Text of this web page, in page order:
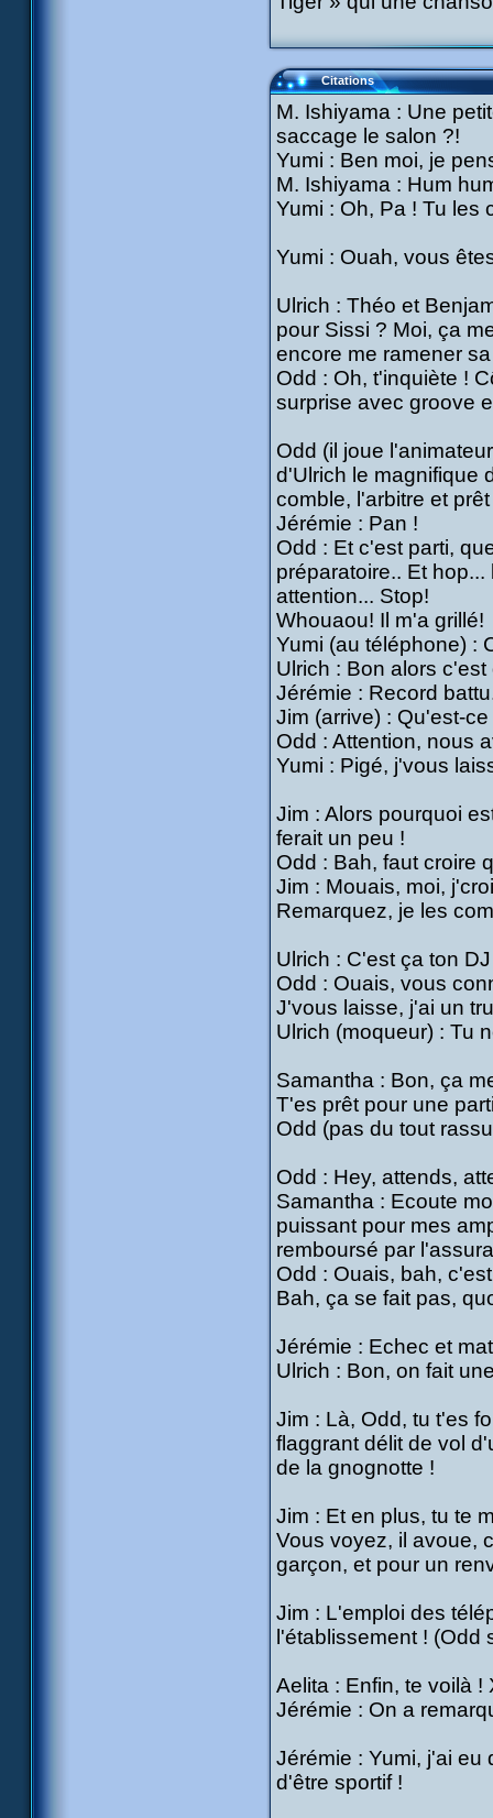
Citations
M. Ishiyama : Une
saccage le salon ?!
Yumi : Ben moi, je
M. Ishiyama : Hum
Yumi : Oh, Pa ! Tu les
Yumi : Ouah, vous
Ulrich : Théo et
pour Sissi ? Moi, ça
encore me ramener
Odd : Oh, t'inquiète !
surprise avec groove
Odd (il joue
d'Ulrich le magnifique
comble, l'arbitre et
Jérémie : Pan !
Odd : Et c'est parti,
préparatoire.. Et
attention... Stop!
Whouaou! Il m'a grillé!
Yumi (au téléphone) :
Ulrich : Bon alors
Jérémie : Record
Jim (arrive) : Qu'est-
Odd : Attention, nous
Yumi : Pigé, j'vous
Jim : Alors pourquoi
ferait un peu !
Odd : Bah, faut croire
Jim : Mouais, moi,
Remarquez, je les
Ulrich : C'est ça ton
Odd : Ouais, vous
J'vous laisse, j'ai un
Ulrich (moqueur) : Tu
Samantha : Bon, ça
T'es prêt pour une
Odd (pas du tout
Odd : Hey, attends,
Samantha : Ecoute
puissant pour mes
remboursé par
Odd : Ouais, bah,
Bah, ça se fait pas,
Jérémie : Echec et
Ulrich : Bon, on fait
Jim : Là, Odd, tu t'es
flaggrant délit de vol
de la gnognotte !
Jim : Et en plus, tu te
Vous voyez, il avoue,
garçon, et pour un
Jim : L'emploi des
l'établissement !
Aelita : Enfin, te voilà !
Jérémie : On a
Jérémie : Yumi, j'ai
d'être sportif !